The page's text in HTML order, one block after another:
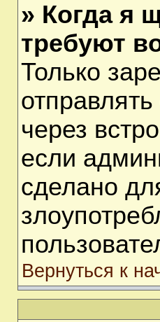
» Когда я
требуют
Только
через
если
сделано
Вернуться к